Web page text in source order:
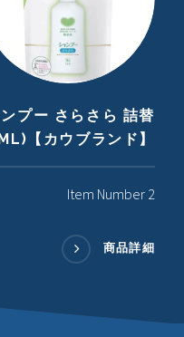
プー さらさら 詰替
【カウブランド】
Item Number 2
商品詳細